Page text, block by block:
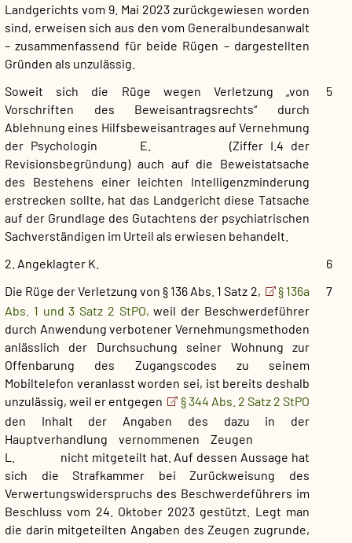
Landgerichts vom 9. Mai 2023 zurückgewiesen worden
sind, erweisen sich aus den vom Generalbundesanwalt
– zusammenfassend für beide Rügen – dargestellten
Gründen als unzulässig.
5
Soweit sich die Rüge wegen Verletzung „von
Vorschriften des Beweisantragsrechts“ durch
Ablehnung eines Hilfsbeweisantrages auf Vernehmung
der Psychologin E. (Ziffer I.4 der
Revisionsbegründung) auch auf die Beweistatsache
des Bestehens einer leichten Intelligenzminderung
erstrecken sollte, hat das Landgericht diese Tatsache
auf der Grundlage des Gutachtens der psychiatrischen
Sachverständigen im Urteil als erwiesen behandelt.
6
2. Angeklagter K.
7
Die Rüge der Verletzung von § 136 Abs. 1 Satz 2,
§ 136a
Abs. 1 und 3 Satz 2 StPO, weil der Beschwerdeführer
durch Anwendung verbotener Vernehmungsmethoden
anlässlich der Durchsuchung seiner Wohnung zur
Offenbarung des Zugangscodes zu seinem
Mobiltelefon veranlasst worden sei, ist bereits deshalb
unzulässig, weil er entgegen
§ 344 Abs. 2 Satz 2 StPO
den Inhalt der Angaben des dazu in der
Hauptverhandlung vernommenen Zeugen
L. nicht mitgeteilt hat. Auf dessen Aussage hat
sich die Strafkammer bei Zurückweisung des
Verwertungswiderspruchs des Beschwerdeführers im
Beschluss vom 24. Oktober 2023 gestützt. Legt man
die darin mitgeteilten Angaben des Zeugen zugrunde,